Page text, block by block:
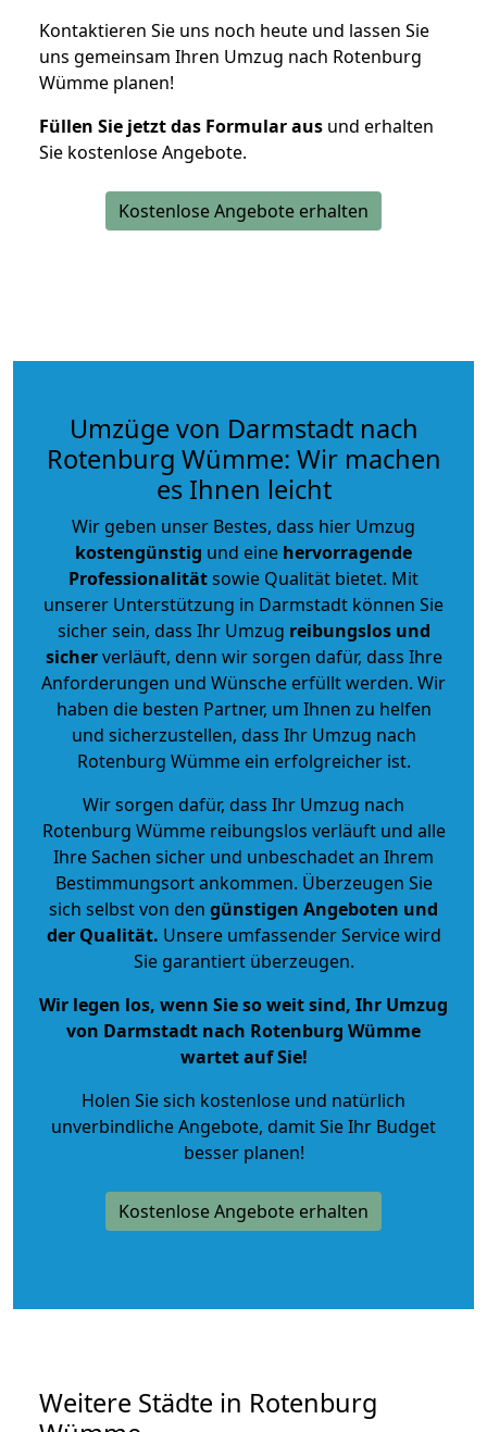
Kontaktieren Sie uns noch heute und lassen Sie
uns gemeinsam Ihren Umzug nach Rotenburg
Wümme planen!
Füllen Sie jetzt das Formular aus und erhalten
Sie kostenlose Angebote.
Kostenlose Angebote erhalten
Umzüge von Darmstadt nach
Rotenburg Wümme: Wir machen
es Ihnen leicht
Wir geben unser Bestes, dass hier Umzug
kostengünstig und eine hervorragende
Professionalitätsowie Qualität bietet. Mit
unserer Unterstützung in Darmstadt können Sie
sicher sein, dass Ihr Umzug reibungslos und
sicherverläuft, denn wir sorgen dafür, dass Ihre
Anforderungen und Wünsche erfüllt werden. Wir
haben die besten Partner, um Ihnen zu helfen
und sicherzustellen, dass Ihr Umzug nach
Rotenburg Wümme ein erfolgreicher ist.
Wir sorgen dafür, dass Ihr Umzug nach
Rotenburg Wümme reibungslos verläuft und alle
Ihre Sachen sicher und unbeschadet an Ihrem
Bestimmungsort ankommen. Überzeugen Sie
sich selbst von den günstigen Angeboten und
der Qualität. Unsere umfassender Service wird
Sie garantiert überzeugen.
Wir legen los, wenn Sie so weit sind, Ihr Umzug
von Darmstadt nach Rotenburg Wümme
wartet auf Sie!
Holen Sie sich kostenlose und natürlich
unverbindliche Angebote, damit Sie Ihr Budget
besser planen!
Kostenlose Angebote erhalten
Weitere Städte in Rotenburg